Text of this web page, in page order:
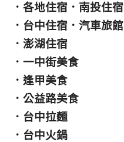
． 各地住宿 ． 南投住宿
． 台中住宿 ． 汽車旅館
． 澎湖住宿
． 一中街美食
． 逢甲美食
． 公益路美食
． 台中拉麵
． 台中火鍋